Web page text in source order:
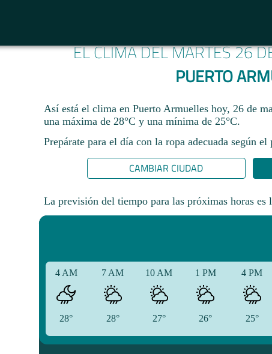
EL CLIMA DEL MARTES 26
PUERTO
Así está el clima en Puerto Armuelles hoy, 26 de
una máxima de 28°C y una mínima de 25°C.
Prepárate para el día con la ropa adecuada según
CAMBIAR CIUDAD
La previsión del tiempo para las próximas horas es
4 AM
28°
7 AM
28°
10 AM
27°
1 PM
26°
4 PM
25°